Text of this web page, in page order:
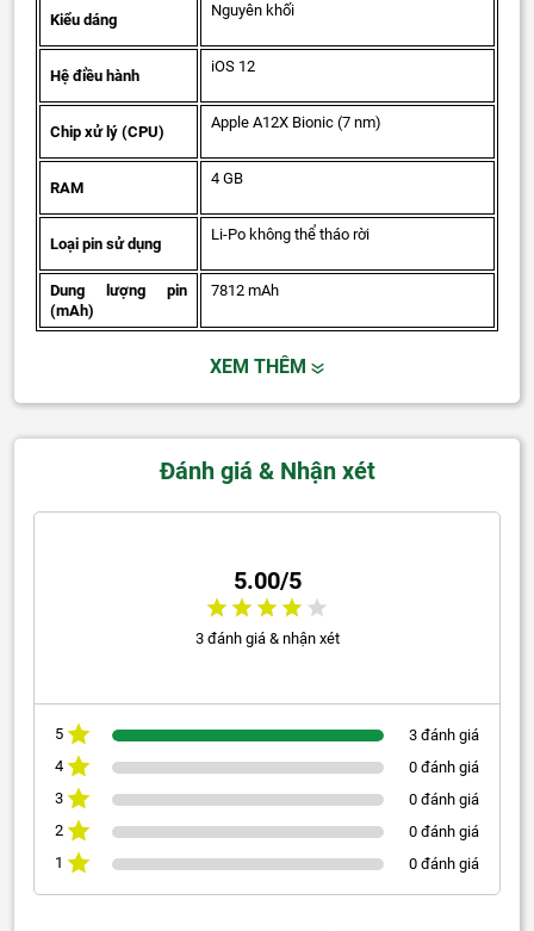
Kiểu dáng
Nguyên khối
Hệ điều hành
iOS 12
Chip xử lý (CPU)
Apple A12X Bionic (7 nm)
RAM
4 GB
Loại pin sử dụng
Li-Po không thể tháo rời
Dung lượng pin
(mAh)
7812 mAh
XEM THÊM
Đánh giá & Nhận xét
5.00/5
3 đánh giá & nhận xét
5
3 đánh giá
4
0 đánh giá
3
0 đánh giá
2
0 đánh giá
1
0 đánh giá